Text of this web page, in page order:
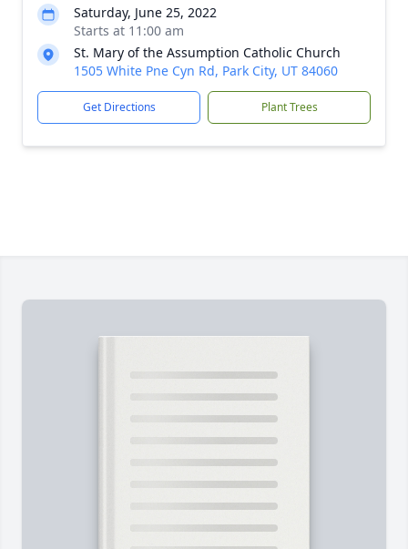
Saturday, June 25, 2022
Starts at 11:00 am
St. Mary of the Assumption Catholic Church
1505 White Pne Cyn Rd, Park City, UT 84060
Get Directions Plant Trees